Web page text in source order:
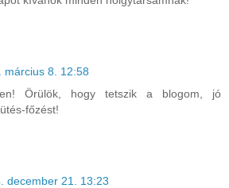
március 8. 12:58
Örülök, hogy tetszik a blogom, jó
főzést!
december 21. 13:23